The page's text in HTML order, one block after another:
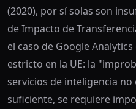
(2020), por sí solas son
de Impacto de
el caso de Google
estricto en la UE: la
servicios de inteligencia
suficiente, se requiere